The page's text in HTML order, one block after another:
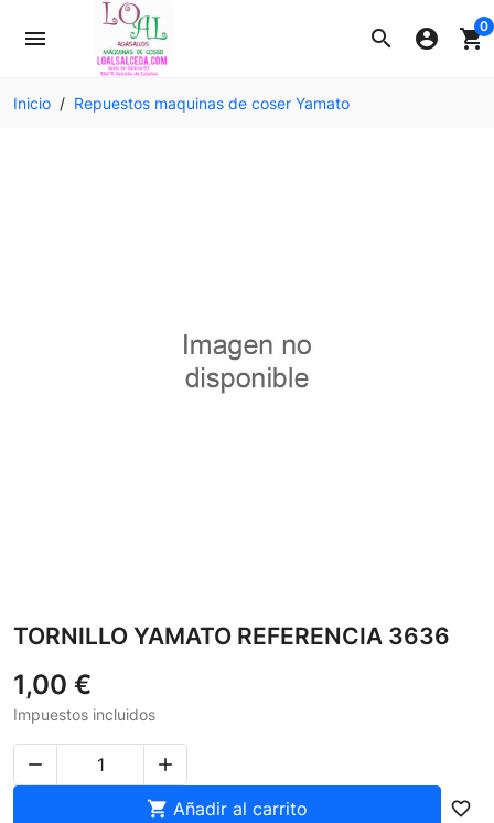
search
menu account_circle shopping_cart0
Inicio Repuestos maquinas de coser Yamato
TORNILLO YAMATO REFERENCIA 3636
1,00 €
Impuestos incluidos


 Añadir al carrito favorite_border